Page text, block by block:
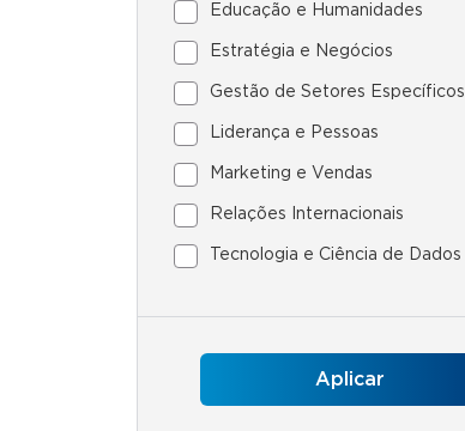
Educação e Humanidades
Estratégia e Negócios
Gestão de Setores Específicos
Liderança e Pessoas
Marketing e Vendas
Relações Internacionais
Tecnologia e Ciência de Dados